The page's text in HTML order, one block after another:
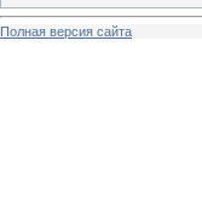
Полная версия сайта